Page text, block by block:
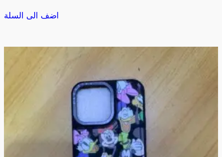
اضف الى السلة